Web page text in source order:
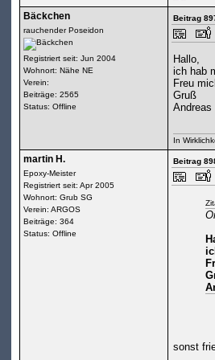
Bäckchen
rauchender Poseidon
Registriert seit: Jun 2004
Wohnort: Nähe NE
Verein:
Beiträge: 2565
Status: Offline
Beitrag
Hallo,
ich hab
Freu
Gruß
Andreas
In
martin H.
Epoxy-Meister
Registriert seit: Apr 2005
Wohnort: Grub SG
Verein: ARGOS
Beiträge: 364
Status: Offline
Beitrag
sonst